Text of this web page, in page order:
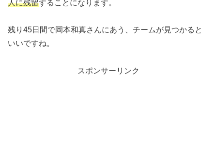
人に残留することになります。
残り45日間で岡本和真さんにあう、チームが見つかると
いいですね。
スポンサーリンク